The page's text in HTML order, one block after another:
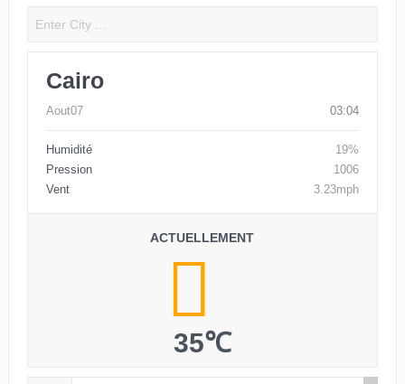
Cairo
Aout07 03:04
Humidité
19%
Pression
1006
Vent
3.23mph
ACTUELLEMENT
35℃